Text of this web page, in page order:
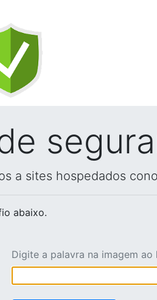
a sites hospedados
abaixo.
Digite a palavra na imagem